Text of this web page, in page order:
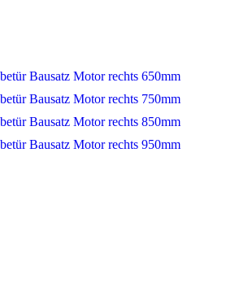
Bausatz Motor rechts 650mm
Bausatz Motor rechts 750mm
Bausatz Motor rechts 850mm
Bausatz Motor rechts 950mm